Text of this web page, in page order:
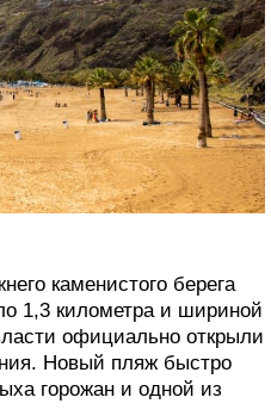
в Лас-Тереситас
Проект оказался
инженеры разрабатывали
от волн, затем
с
океана. Для этого
сформировали
не уносила будущий
Атлантики
завоз песка. Власти